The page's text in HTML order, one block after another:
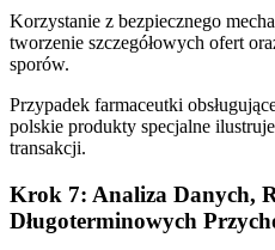
Korzystanie z bezpiecznego
tworzenie szczegółowych ofert
sporów.
Przypadek farmaceutki
polskie produkty specjalne
transakcji.
Krok 7: Analiza Danych,
Długoterminowych